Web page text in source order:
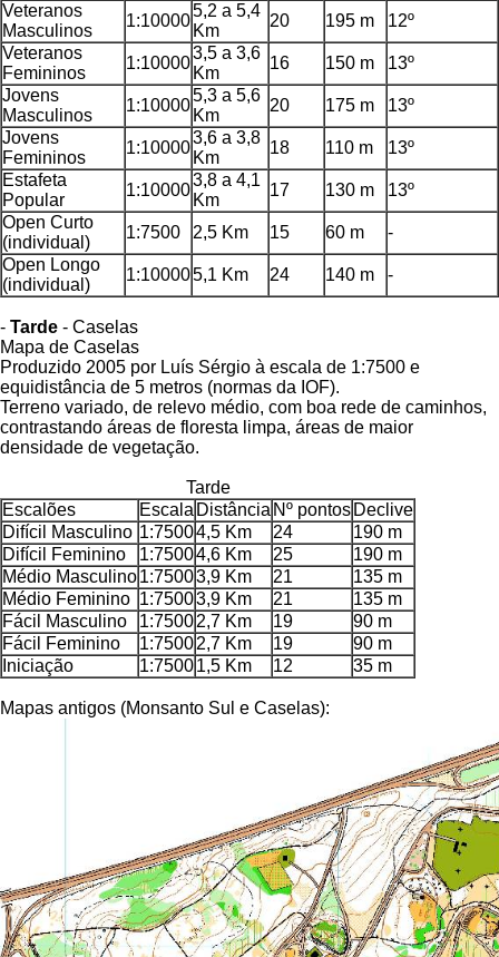
Veteranos
Masculinos
1:10000
5,2 a 5,4
Km
20 195 m
12º
Veteranos
Femininos
1:10000
3,5 a 3,6
Km
16 150 m
13º
Jovens
Masculinos
1:10000
5,3 a 5,6
Km
20 175 m
13º
Jovens
Femininos
1:10000
3,6 a 3,8
Km
18 110 m
13º
Estafeta
Popular
1:10000
3,8 a 4,1
Km
17 130 m
13º
Open Curto
(individual)
1:7500 2,5 Km 15 60 m
-
Open Longo
(individual)
1:100005,1 Km 24 140 m -
- Tarde - Caselas
Mapa de Caselas
Produzido 2005 por Luís Sérgio à escala de 1:7500 e
equidistância de 5 metros (normas da IOF).
Terreno variado, de relevo médio, com boa rede de caminhos,
contrastando áreas de floresta limpa, áreas de maior
densidade de vegetação.
Tarde
Escalões
Escala Distância Nº pontos Declive
Difícil Masculino 1:75004,5 Km 24
190 m
Difícil Feminino
1:75004,6 Km 25
190 m
Médio Masculino1:75003,9 Km 21
135 m
Médio Feminino 1:75003,9 Km 21
135 m
Fácil Masculino
1:75002,7 Km 19
90 m
Fácil Feminino
1:75002,7 Km 19
90 m
Iniciação
1:75001,5 Km 12 35 m
Mapas antigos (Monsanto Sul e Caselas):